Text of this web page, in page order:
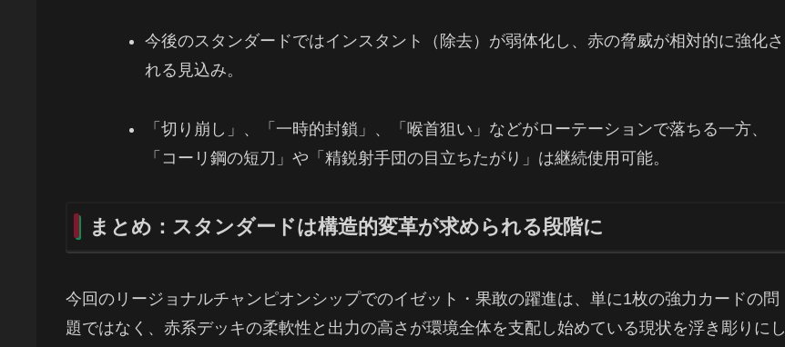
今後のスタンダードではインスタント（除去）が弱体化し、赤の脅威が相対的に強化さ
れる見込み。
「切り崩し」、「一時的封鎖」、「喉首狙い」などがローテーションで落ちる一方、
「コーリ鋼の短刀」や「精鋭射手団の目立ちたがり」は継続使用可能。
まとめ：スタンダードは構造的変革が求められる段階に
今回のリージョナルチャンピオンシップでのイゼット・果敢の躍進は、単に1枚の強力カードの問
題ではなく、赤系デッキの柔軟性と出力の高さが環境全体を支配し始めている現状を浮き彫りにし